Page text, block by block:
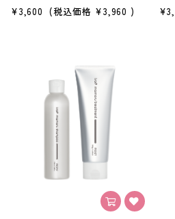
¥3,600 (税込価格 ¥3,960 )